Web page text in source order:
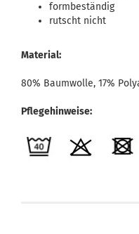
formbeständig
rutscht nicht
Material:
80% Baumwolle, 17%
Pflegehinweise: